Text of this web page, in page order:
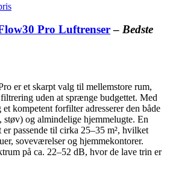
Pro Luftrenser– Bedste
er et skarpt valg til mellemstore rum,
uden at sprænge budgettet. Med
kompetent forfilter adresserer den både
og almindelige hjemmelugte. En
passende til cirka 25–35 m², hvilket
soveværelser og hjemmekontorer.
på ca. 22–52 dB, hvor de lave trin er